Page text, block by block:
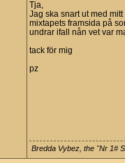
Tja,
Jag ska snart ut med
mixtapets framsida på
undrar ifall nån vet var
tack för mig
pz
Bredda Vybez, the "Nr 1#